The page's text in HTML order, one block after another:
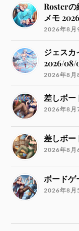
Rosterの
メモ
2026年8月
ジェスカ
2026/08/
2026年8月
差しボー
2026年8月
差しボー
2026年8月
ボードゲ
2026年8月